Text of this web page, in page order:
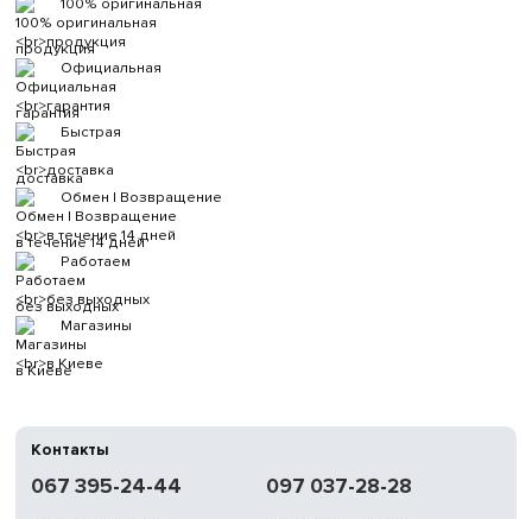
продукция
Официальная
гарантия
Быстрая
доставка
Обмен | Возвращение
в течение 14 дней
Работаем
без выходных
Магазины
в Киеве
Контакты
067 395-24-44
097 037-28-28